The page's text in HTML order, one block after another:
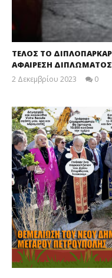
ΤΕΛΟΣ ΤΟ
ΑΦΑΙΡΕΣΗ ΔΙΠΛΩΜΑΤΟΣ
2 Δεκεμβρίου 2023
0